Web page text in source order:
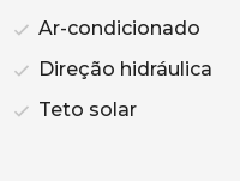
Ar-condicionado
Direção hidráulica
Teto solar